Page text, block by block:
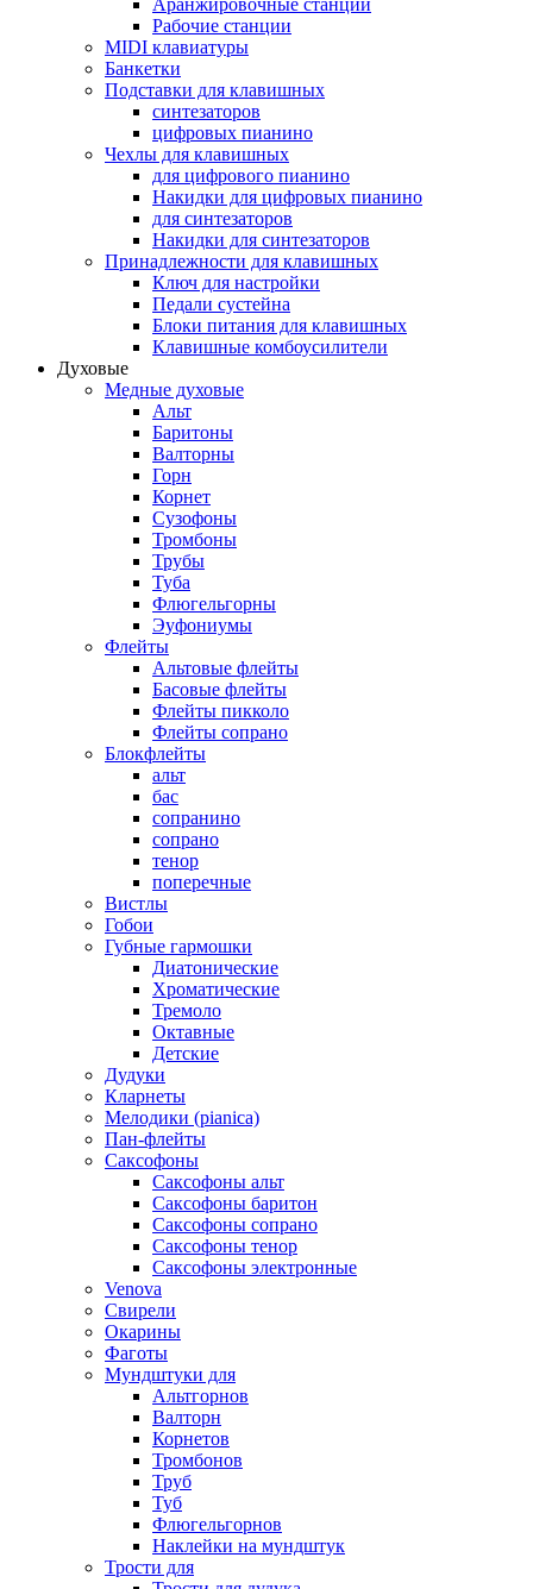
Рабочие станции
MIDI клавиатуры
Банкетки
Подставки для клавишных
синтезаторов
цифровых пианино
Чехлы для клавишных
для цифрового пианино
Накидки для цифровых пианино
для синтезаторов
Накидки для синтезаторов
Принадлежности для клавишных
Ключ для настройки
Педали сустейна
Блоки питания для клавишных
Клавишные комбоусилители
Духовые
Медные духовые
Альт
Баритоны
Валторны
Горн
Корнет
Сузофоны
Тромбоны
Трубы
Туба
Флюгельгорны
Эуфониумы
Флейты
Альтовые флейты
Басовые флейты
Флейты пикколо
Флейты сопрано
Блокфлейты
альт
бас
сопранино
сопрано
тенор
поперечные
Вистлы
Гобои
Губные гармошки
Диатонические
Хроматические
Тремоло
Октавные
Детские
Дудуки
Кларнеты
Мелодики (pianica)
Пан-флейты
Саксофоны
Саксофоны альт
Саксофоны баритон
Саксофоны сопрано
Саксофоны тенор
Саксофоны электронные
Venova
Свирели
Окарины
Фаготы
Мундштуки для
Альтгорнов
Валторн
Корнетов
Тромбонов
Труб
Туб
Флюгельгорнов
Наклейки на мундштук
Трости для